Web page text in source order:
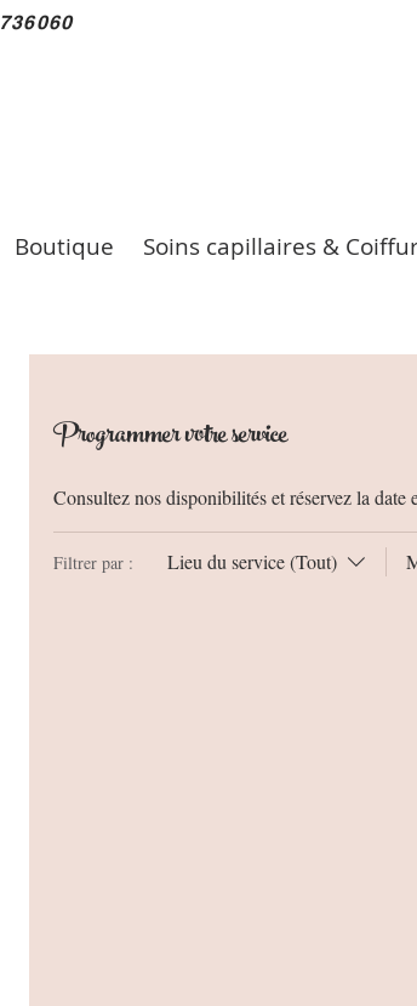
Boutique Soins capillaires &
Programmer votre service
Consultez nos disponibilités et réservez la
Filtrer par : Lieu du service (Tout)